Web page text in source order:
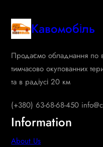
Кавомобіль
Продаємо обладнання по
тимчасово окупованних
та в радіусі 20 км
(+380) 63-68-68-450
Information
About Us